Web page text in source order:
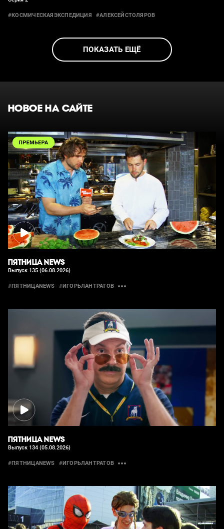
#КОСМИЧЕСКАЯЭКСПЕДИЦИЯ #АЛЕКСЕЙСТОЛЯРОВ
ПОКАЗАТЬ ЕЩЁ
НОВОЕ НА САЙТЕ
ПЯТНИЦА NEWS
Выпуск 135 (06.08.2026)
#ПЯТНИЦАNEWS #ИГОРЬЛАНТРАТОВ
ПЯТНИЦА NEWS
Выпуск 134 (05.08.2026)
#ПЯТНИЦАNEWS #ИГОРЬЛАНТРАТОВ